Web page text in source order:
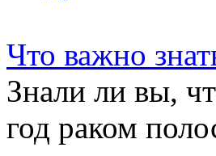
Что важно
Знали ли вы,
год раком